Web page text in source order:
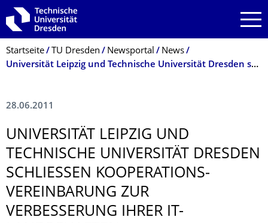
Zur Hauptnavigation springen
Zur Suche springen
Zum Inhalt springen
Breadcrumb-Menü
Startseite TU Dresden Newsportal
News
Universität Leipzig und Technische Universität Dresden schließen Kooperationsvereinbarung zur Verbesserung ihrer IT-Landschaften
28.06.2011
UNIVERSITÄT LEIPZIG UND
TECHNISCHE UNIVERSITÄT DRESDEN
SCHLIESSEN KOOPERATIONS­V
EREINBARUNG ZUR V
ERBESSERUNG IHRER IT-L